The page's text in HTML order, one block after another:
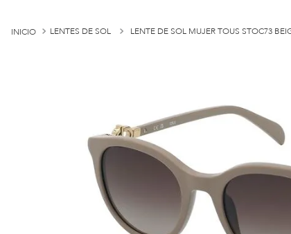
LENTES DE SOL LENTE DE SOL MUJER TOUS STOC73